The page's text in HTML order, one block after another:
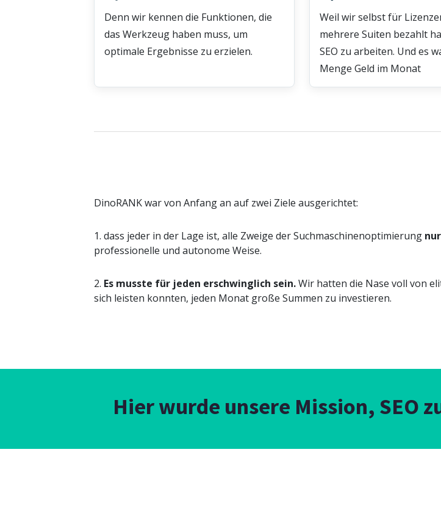
Denn wir kennen die Funktionen, die
das Werkzeug haben muss, um
optimale Ergebnisse zu erzielen.
Weil wir selbst für
mehrere Suiten bezahlt
SEO zu arbeiten. Und es
Menge Geld im Monat
DinoRANK war von Anfang an auf zwei Ziele ausgerichtet:
1. dass jeder in der Lage ist, alle Zweige der Suchmaschinenoptimierung
professionelle und autonome Weise.
2. Es musste für jeden erschwinglich sein.Wir hatten die Nase voll von
sich leisten konnten, jeden Monat große Summen zu investieren.
Hier wurde unsere Mission, SEO